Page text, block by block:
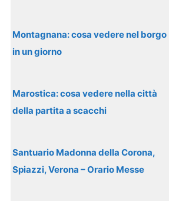
Montagnana: cosa vedere nel borgo
in un giorno
Marostica: cosa vedere nella città
della partita a scacchi
Santuario Madonna della Corona,
Spiazzi, Verona – Orario Messe